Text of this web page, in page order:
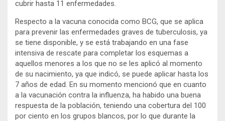
cubrir hasta 11 enfermedades.
Respecto a la vacuna conocida como BCG, que se aplica
para prevenir las enfermedades graves de tuberculosis, ya
se tiene disponible, y se está trabajando en una fase
intensiva de rescate para completar los esquemas a
aquellos menores a los que no se les aplicó al momento
de su nacimiento, ya que indicó, se puede aplicar hasta los
7 años de edad. En su momento mencionó que en cuanto
a la vacunación contra la influenza, ha habido una buena
respuesta de la población, teniendo una cobertura del 100
por ciento en los grupos blancos, por lo que durante la